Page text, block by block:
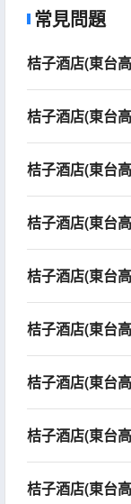
常見問題
桔子酒店(東台
桔子酒店(東台
桔子酒店(東台
桔子酒店(東台
桔子酒店(東台
桔子酒店(東台
桔子酒店(東台
桔子酒店(東台
桔子酒店(東台